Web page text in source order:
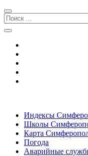
Перейти
к
навигации
Перейти
к
содержимому
Поиск:
Симферополь
Индексы
Школы
Карта
Погода
Аварийные